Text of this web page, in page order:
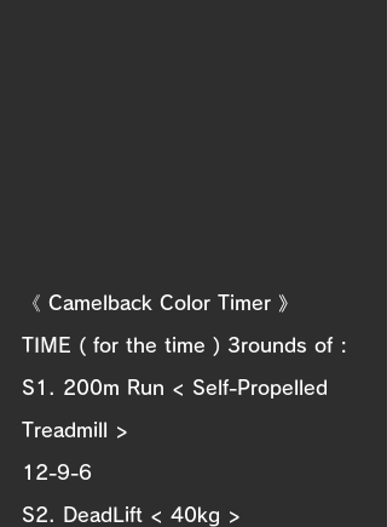
《 Camelback Color Timer 》
TIME ( for the time ) 3rounds of :
S1. 200m Run < Self-Propelled
Treadmill >
12-9-6
S2. DeadLift < 40kg >